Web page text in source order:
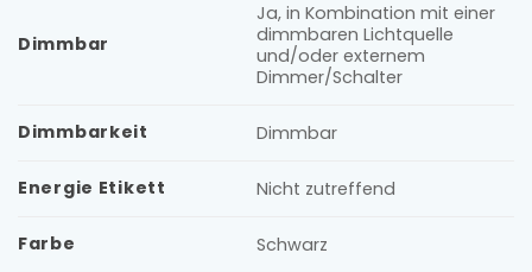
Dimmbar
Ja, in Kombination mit einer
dimmbaren Lichtquelle
und/oder externem
Dimmer/Schalter
Dimmbarkeit Dimmbar
Energie Etikett Nicht zutreffend
Farbe Schwarz